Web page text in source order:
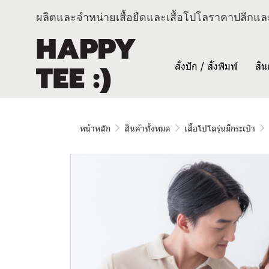
ผลิตและจำหน่ายเสื้อยืดและเสื้อโปโลราคาปลีกแ
สั่งปัก / สั่งพิมพ์ สิ
หน้าหลัก สินค้าทั้งหมด เสื้อโปโลรุ่นมีกระเป๋า